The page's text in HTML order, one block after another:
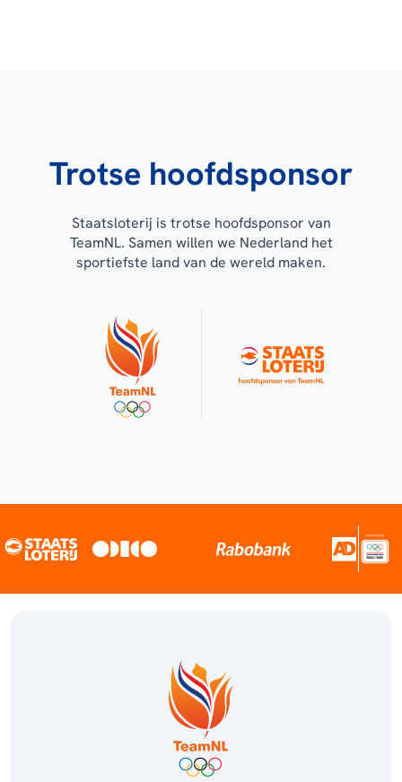
Trotse hoofdsponsor
Staatsloterij is trotse hoofdsponsor van
TeamNL. Samen willen we Nederland het
sportiefste land van de wereld maken.